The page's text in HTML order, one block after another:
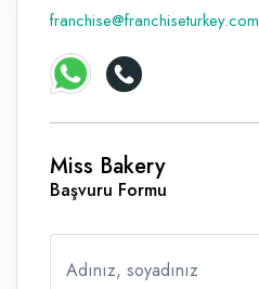
Tabela - Dijital Baskı
franchise@franchiseturkey.com
Miss Bakery
Başvuru Formu
Adınız, soyadınız